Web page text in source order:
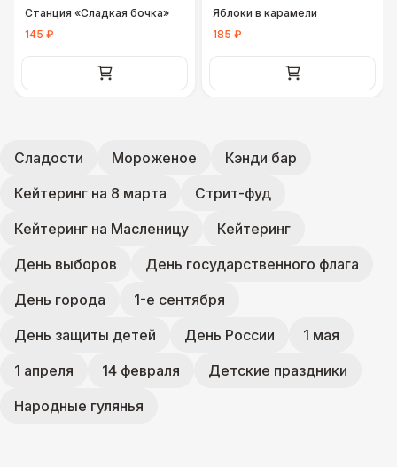
Станция «Сладкая бочка»
145 ₽
Яблоки в карамели
185 ₽
Сладости Мороженое
Кэнди бар
Кейтеринг на 8 марта
Стрит-фуд
Кейтеринг на Масленицу
Кейтеринг
День выборов
День государственного флага
День города
1-е сентября
День защиты детей
День России
1 мая
1 апреля
14 февраля
Детские праздники
Народные гулянья